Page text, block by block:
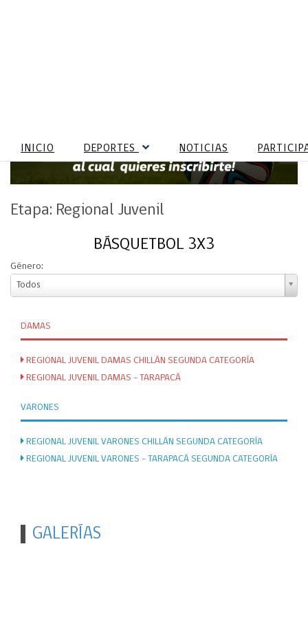
INICIO DEPORTES NOTICIAS
Etapa: Regional Juvenil
BÁSQUETBOL 3X3
Género:
Todos
DAMAS
REGIONAL JUVENIL DAMAS CHILLÁN SEGUNDA CATEGORÍA
REGIONAL JUVENIL DAMAS - TARAPACÁ
VARONES
REGIONAL JUVENIL VARONES CHILLÁN SEGUNDA CATEGORÍA
REGIONAL JUVENIL VARONES - TARAPACÁ SEGUNDA CATEGORÍA
GALERÍAS